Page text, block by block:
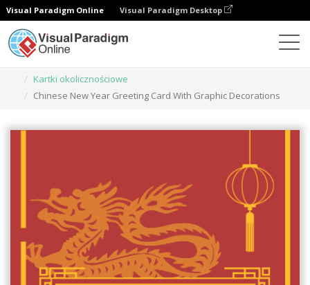
Visual Paradigm Online Visual Paradigm Desktop
Kartki okolicznościowe
Chinese New Year Greeting Card With Graphic Decorations